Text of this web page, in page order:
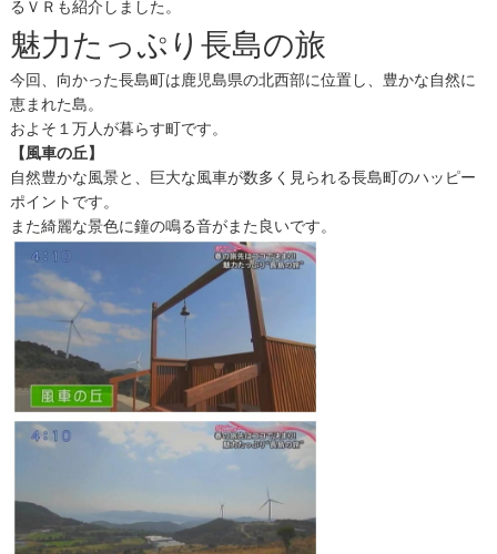
るＶＲも紹介しました。
魅力たっぷり長島の旅
今回、向かった長島町は鹿児島県の北西部に位置し、豊かな自然に
恵まれた島。
およそ１万人が暮らす町です。
【風車の丘】
自然豊かな風景と、巨大な風車が数多く見られる長島町のハッピー
ポイントです。
また綺麗な景色に鐘の鳴る音がまた良いです。